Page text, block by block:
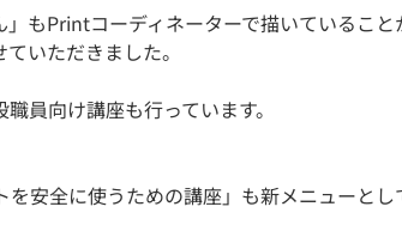
もPrintコーディネーターで描いていること
いただきました。
員向け講座も行っています。
安全に使うための講座」も新メニューとし